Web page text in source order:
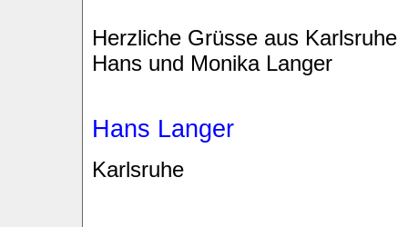
Herzliche Grüsse aus Karlsruhe
Hans und Monika Langer
Hans Langer
Karlsruhe